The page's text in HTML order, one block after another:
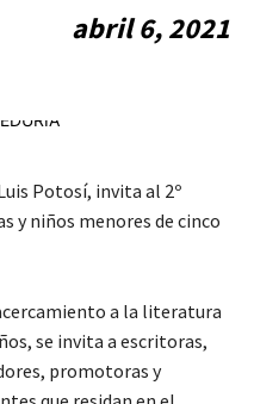
abril 6, 2021
Potosí, invita al 2º
y niños menores de cinco
a la literatura
se invita a escritoras,
promotoras y